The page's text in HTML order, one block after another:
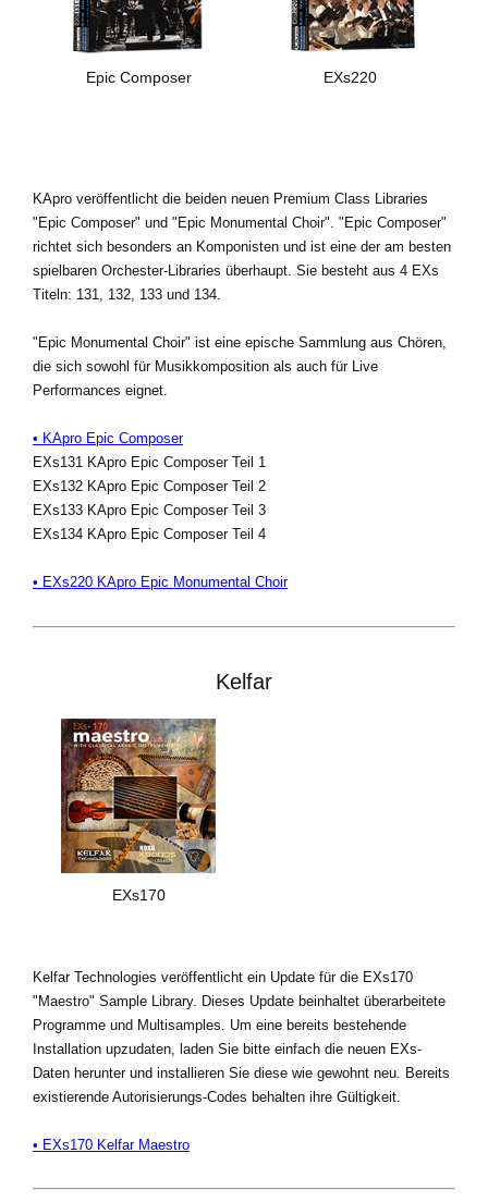
Epic Composer EXs220
KApro veröffentlicht die beiden neuen Premium Class Libraries
"Epic Composer" und "Epic Monumental Choir". "Epic Composer"
richtet sich besonders an Komponisten und ist eine der am besten
spielbaren Orchester-Libraries überhaupt. Sie besteht aus 4 EXs
Titeln: 131, 132, 133 und 134.
"Epic Monumental Choir" ist eine epische Sammlung aus Chören,
die sich sowohl für Musikkomposition als auch für Live
Performances eignet.
• KApro Epic Composer
EXs131 KApro Epic Composer Teil 1
EXs132 KApro Epic Composer Teil 2
EXs133 KApro Epic Composer Teil 3
EXs134 KApro Epic Composer Teil 4
• EXs220 KApro Epic Monumental Choir
Kelfar
EXs170
Kelfar Technologies veröffentlicht ein Update für die EXs170
"Maestro" Sample Library. Dieses Update beinhaltet überarbeitete
Programme und Multisamples. Um eine bereits bestehende
Installation upzudaten, laden Sie bitte einfach die neuen EXs-
Daten herunter und installieren Sie diese wie gewohnt neu. Bereits
existierende Autorisierungs-Codes behalten ihre Gültigkeit.
• EXs170 Kelfar Maestro